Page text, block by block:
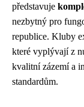
představuje
nezbytný pro
republice. Kluby
které vyplývají z
kvalitní zázemí a
standardům.